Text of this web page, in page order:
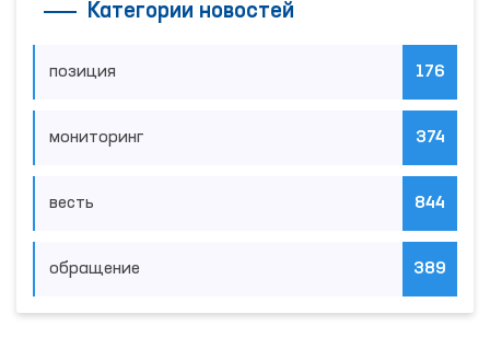
Категории новостей
позиция 176
мониторинг 374
весть 844
обращение 389